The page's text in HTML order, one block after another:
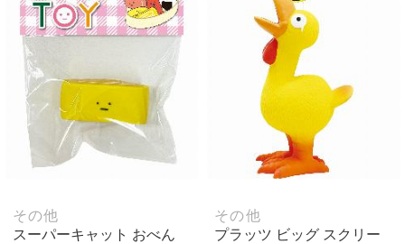
その他
スーパーキャット おべん
その他
プラッツ ビッグ スクリー